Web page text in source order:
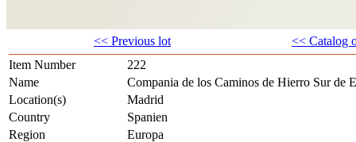
<< Previous lot
<< Catalog
Item Number
222
Name
Compania de los Caminos de Hierro Sur de
Location(s)
Madrid
Country
Spanien
Region
Europa